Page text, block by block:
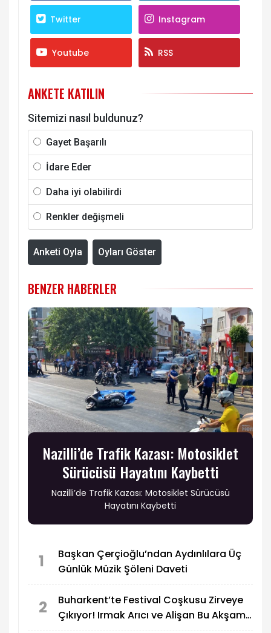
Twitter Instagram
Youtube RSS
ANKETE KATILIN
Sitemizi nasıl buldunuz?
Gayet Başarılı
İdare Eder
Daha iyi olabilirdi
Renkler değişmeli
Anketi Oyla Oyları Göster
BENZER HABERLER
Nazilli’de Trafik Kazası: Motosiklet
Sürücüsü Hayatını Kaybetti
Nazilli’de Trafik Kazası: Motosiklet Sürücüsü
Hayatını Kaybetti
1
Başkan Çerçioğlu’ndan Aydınlılara Üç
Günlük Müzik Şöleni Daveti
2
Buharkent’te Festival Coşkusu Zirveye
Çıkıyor! Irmak Arıcı ve Alişan Bu Akşam